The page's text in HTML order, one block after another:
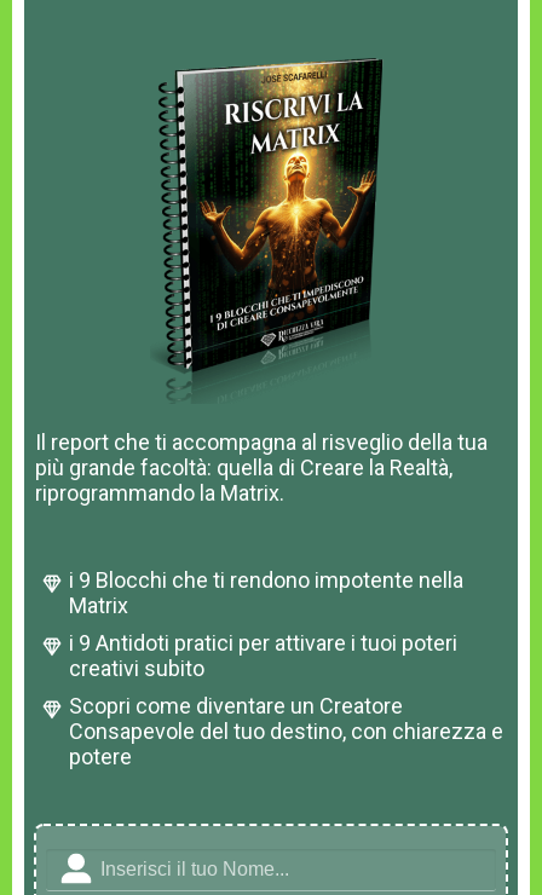
Il report che ti accompagna al risveglio della tua
più grande facoltà: quella di Creare la Realtà,
riprogrammando la Matrix.
i 9 Blocchi che ti rendono impotente nella
Matrix
i 9 Antidoti pratici per attivare i tuoi poteri
creativi subito
Scopri come diventare un Creatore
Consapevole del tuo destino, con chiarezza e
potere